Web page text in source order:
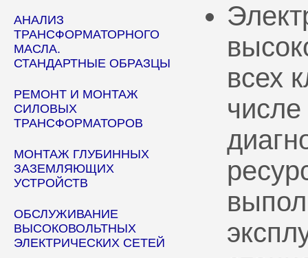
АНАЛИЗ
ТРАНСФОРМАТОРНОГО
МАСЛА.
СТАНДАРТНЫЕ ОБРАЗЦЫ
РЕМОНТ И МОНТАЖ
СИЛОВЫХ
ТРАНСФОРМАТОРОВ
МОНТАЖ ГЛУБИННЫХ
ЗАЗЕМЛЯЮЩИХ
УСТРОЙСТВ
ОБСЛУЖИВАНИЕ
ВЫСОКОВОЛЬТНЫХ
ЭЛЕКТРИЧЕСКИХ СЕТЕЙ
всех